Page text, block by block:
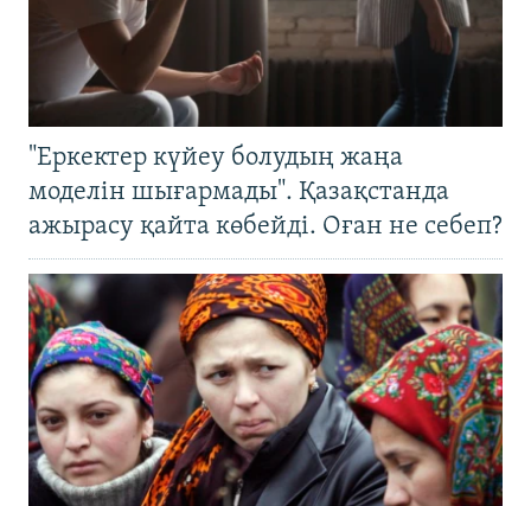
"Еркектер күйеу болудың жаңа
моделін шығармады". Қазақстанда
ажырасу қайта көбейді. Оған не себеп?